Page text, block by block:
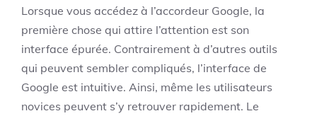
Lorsque vous accédez à l’accordeur Google, la
première chose qui attire l’attention est son
interface épurée. Contrairement à d’autres outils
qui peuvent sembler compliqués, l’interface de
Google est intuitive. Ainsi, même les utilisateurs
novices peuvent s’y retrouver rapidement. Le